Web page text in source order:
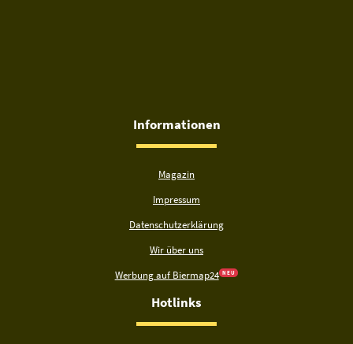
Informationen
Magazin
Impressum
Datenschutzerklärung
Wir über uns
Werbung auf Biermap24 N E U
Hotlinks